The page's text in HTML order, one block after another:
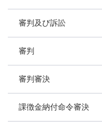
審判及び訴訟
審判
審判審決
課徴金納付命令審決